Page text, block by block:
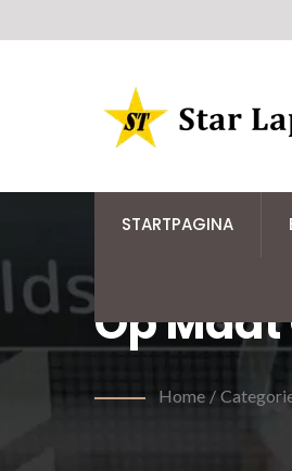
STARTPAGINA
Op
Home /